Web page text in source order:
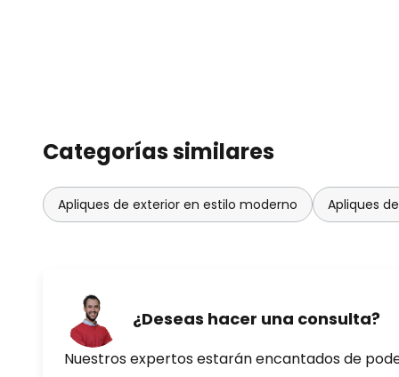
Categorías similares
Apliques de exterior en estilo moderno Apliques
¿Deseas hacer una consulta?
Nuestros expertos estarán encantados de